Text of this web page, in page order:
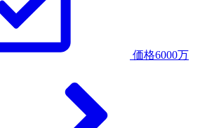
価格6000万